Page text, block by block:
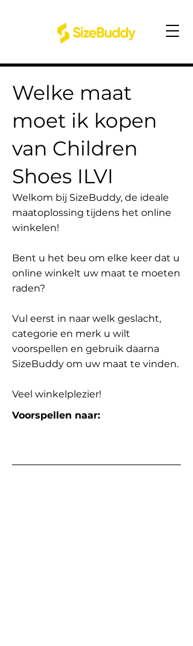
Welke maat
moet ik kopen
van Children
Shoes ILVI
Welkom bij SizeBuddy, de ideale
maatoplossing tijdens het online
winkelen!
Bent u het beu om elke keer dat u
online winkelt uw maat te moeten
raden?
Vul eerst in naar welk geslacht,
categorie en merk u wilt
voorspellen en gebruik daarna
SizeBuddy om uw maat te vinden.
Veel winkelplezier!
Voorspellen naar: